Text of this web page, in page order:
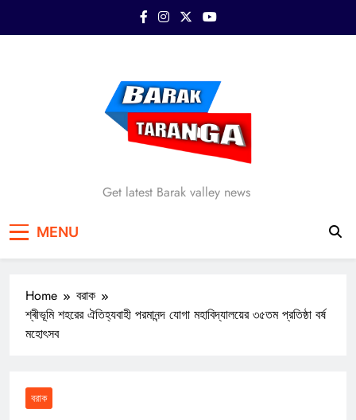
Barak Taranga
Get latest Barak valley news
MENU
Home
বরাক
শ্ৰীভূমি শহরের ঐতিহ্যবাহী পরমানন্দ যোগা মহাবিদ্যালয়ের ৩৫তম প্রতিষ্ঠা বর্ষ
মহোৎসব
বরাক